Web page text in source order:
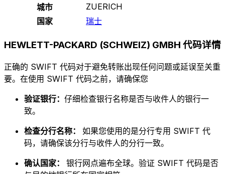
城市
ZUERICH
国家
瑞士
HEWLETT-PACKARD (SCHWEIZ) GMBH 代码详情
正确的 SWIFT 代码对于避免转账出现任何问题或延误至关重
要。在使用 SWIFT 代码之前，请确保您
验证银行： 仔细检查银行名称是否与收件人的银行一
致。
检查分行名称： 如果您使用的是分行专用 SWIFT 代
码，请确保该分行与收件人的分行一致。
确认国家： 银行网点遍布全球。验证 SWIFT 代码是否